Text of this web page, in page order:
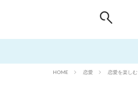
HOME 恋愛 恋愛を楽しむ